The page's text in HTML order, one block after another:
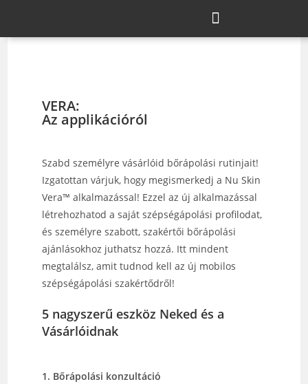
VERA:
Az applikációról
Szabd személyre vásárlóid bőrápolási rutinjait!
Izgatottan várjuk, hogy megismerkedj a Nu Skin
Vera™ alkalmazással! Ezzel az új alkalmazással
létrehozhatod a saját szépségápolási profilodat,
és személyre szabott, szakértői bőrápolási
ajánlásokhoz juthatsz hozzá. Itt mindent
megtalálsz, amit tudnod kell az új mobilos
szépségápolási szakértődről!
5 nagyszerű eszköz Neked és a
Vásárlóidnak
1. Bőrápolási konzultáció